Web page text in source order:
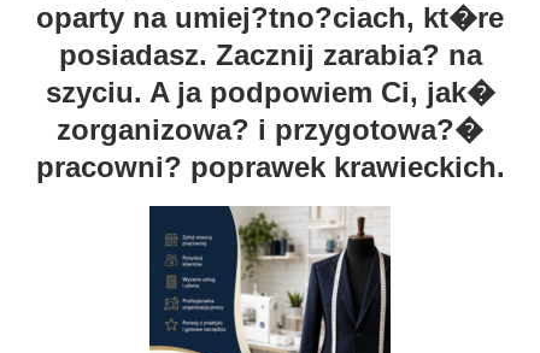
oparty na umiej?tno?ciach, kt�re
posiadasz. Zacznij zarabia? na
szyciu. A ja podpowiem Ci, jak�
zorganizowa? i przygotowa?�
pracowni? poprawek krawieckich.